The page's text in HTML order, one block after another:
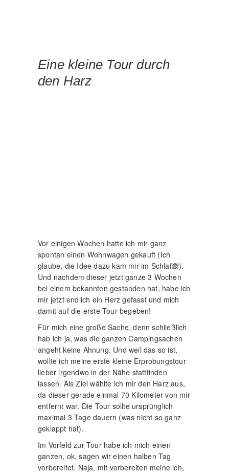
damit auf die erste Tour begeben!
Für mich eine große Sache, denn schließlich
hab ich ja, was die ganzen Campingsachen
angeht keine Ahnung. Und weil das so ist,
wollte ich meine erste kleine Erprobungstour
lieber irgendwo in der Nähe stattfinden
da dieser gerade einmal 70 Kilometer von mir
entfernt war. Die Tour sollte ursprünglich
maximal 3 Tage dauern (was nicht so ganz
geklappt hat).
Im Vorfeld zur Tour habe ich mich einen
ganzen, ok, sagen wir einen halben Tag
vorbereitet. Naja, mit vorbereiten meine ich,
dass ich mal kurz bei Google Maps nach
Campingplätzen geschaut habe (und
Soviel zu den Vorbereitungen. Also schnell
alles geschnappt, was ich so meiner Meinung
nach brauchen würde und ab geht die wilde